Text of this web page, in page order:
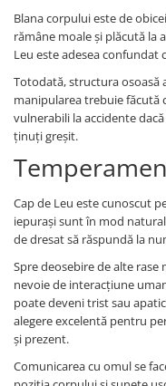
Blana corpului este de
rămâne moale și plăcută la
Leu este adesea confundat
Totodată, structura osoasă
manipularea trebuie făcută
vulnerabili la accidente
ținuți greșit.
Cap de Leu este cunoscut
iepurași sunt în mod
de dresat să răspundă la
Spre deosebire de alte rase
nevoie de interacțiune
poate deveni trist sau
alegere excelentă pentru
și prezent.
Comunicarea cu omul se